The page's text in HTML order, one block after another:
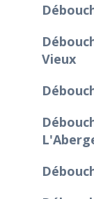
Vieux